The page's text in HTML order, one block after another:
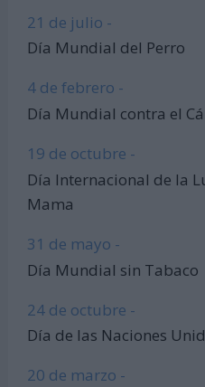
21 de julio -
Día Mundial del Perro
4 de febrero -
Día Mundial contra el
19 de octubre -
Día Internacional de la
Mama
31 de mayo -
Día Mundial sin Tabaco
24 de octubre -
Día de las Naciones
20 de marzo -